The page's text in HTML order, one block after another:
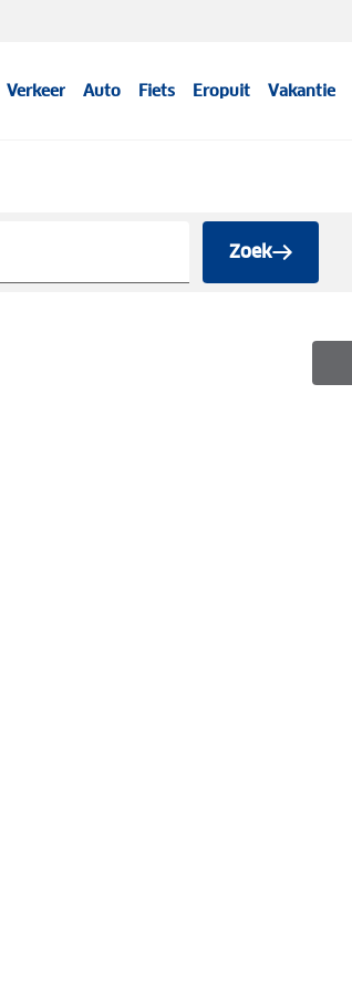
Verkeer Auto Fiets Eropuit Vakantie
Zoek